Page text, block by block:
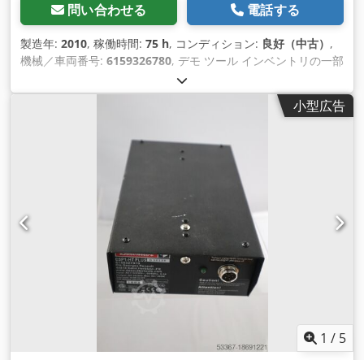
問い合わせる 電話する
製造年: 2010, 稼働時間: 75 h, コンディション: 良好（中古） ,
機械／車両番号: 6159326780, デモ ツール インベントリの一部
を廃止します: デソーターコントロール CVIC II L4 Crjdpfevxux
Hsx Agxsf 製造年: 2010年8月 品番: 6159326780 ほとんど使用
されていないが、完全に機能する 追加アクセサリなし 以下の
ます: - ECA（7～200Nm） - ECD（7～120Nm） - ECP（7～
40Nm） - ECFS（7～30Nm） - ECP HT（30～4000Nm） -
MC（5～135Nm） 制御システムに保存されているねじ締めサ
イクル数: 1 ねじ締めサイクルの可能なフェーズ数: 15 IO トー
タライザー (999 件の IO 結果) 結果メモリは構成に応じて5000
～20000 I/Oインターフェース: 24ボルト入力および出力: 8/8
シリアルRS232インターフェース イーサネットインターフェー
小型広告
1 / 5